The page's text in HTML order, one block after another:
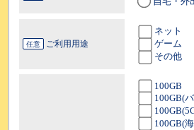
任意 ご利用用途
ネット
ゲーム
その他
100GB
100GB(
100GB(